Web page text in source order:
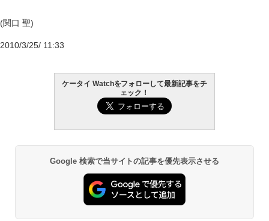
(関口 聖)
2010/3/25/ 11:33
ケータイ Watchをフォローして最新記事をチ
ェック！
Google 検索で当サイトの記事を優先表示させる